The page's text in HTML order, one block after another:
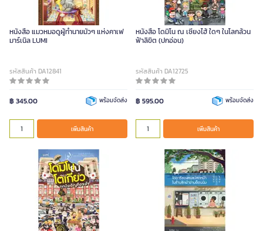
หนังสือ แมวหมอดูผู้ทำนายมั่วๆ แห่งคาเฟ
มาร์เนิล LUMI
รหัสสินค้า DA12841
฿ 345.00 พร้อมจัดส่ง
เพิ่มสินค้า
หนังสือ โดมิโน ณ เซี่ยงไฮ้ ใดๆ ในโลกล้วน
ฟ้าลิขิต (ปกอ่อน)
รหัสสินค้า DA12725
฿ 595.00 พร้อมจัดส่ง
เพิ่มสินค้า